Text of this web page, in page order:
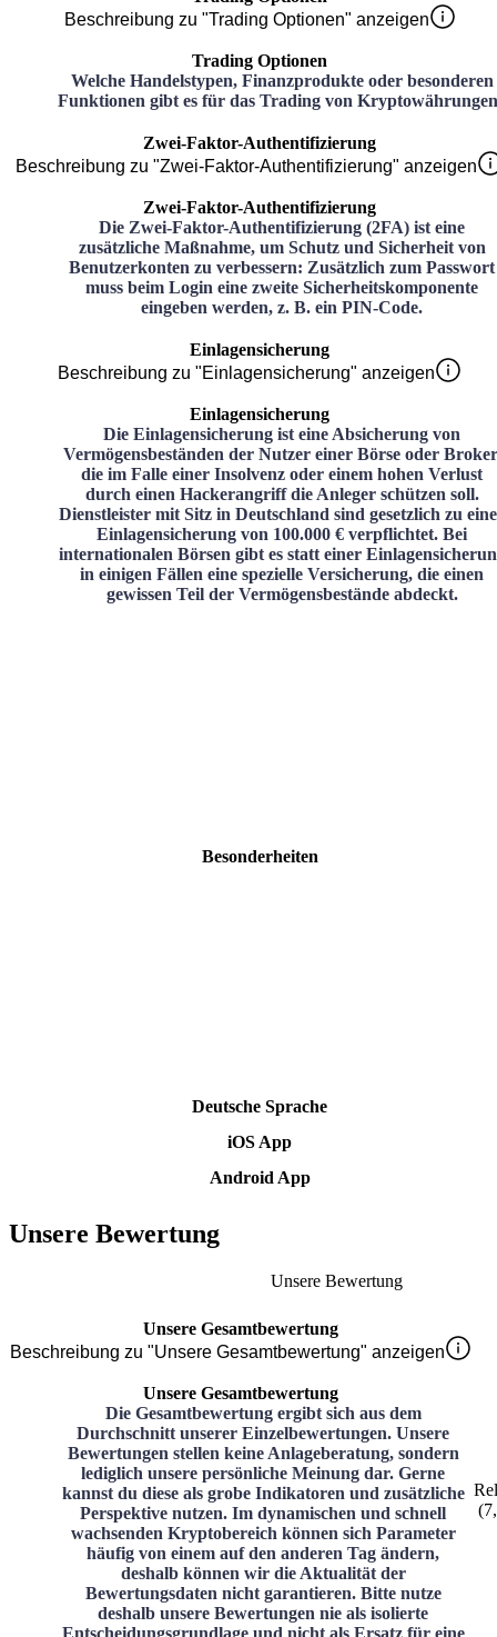
Beschreibung zu "Trading Optionen" anzeigen
Trading Optionen
Welche Handelstypen, Finanzprodukte oder besonderen
Funktionen gibt es für das Trading von
Zwei-Faktor-Authentifizierung
Beschreibung zu "Zwei-Faktor-Authentifizierung" anzeigen
Zwei-Faktor-Authentifizierung
Die Zwei-Faktor-Authentifizierung (2FA) ist eine
zusätzliche Maßnahme, um Schutz und Sicherheit von
Benutzerkonten zu verbessern: Zusätzlich zum Passwort
muss beim Login eine zweite Sicherheitskomponente
eingeben werden, z. B. ein PIN-Code.
Einlagensicherung
Beschreibung zu "Einlagensicherung" anzeigen
Einlagensicherung
Die Einlagensicherung ist eine Absicherung von
Vermögensbeständen der Nutzer einer Börse oder
die im Falle einer Insolvenz oder einem hohen Verlust
durch einen Hackerangriff die Anleger schützen soll.
Dienstleister mit Sitz in Deutschland sind gesetzlich zu
Einlagensicherung von 100.000 € verpflichtet. Bei
internationalen Börsen gibt es statt einer
in einigen Fällen eine spezielle Versicherung, die einen
gewissen Teil der Vermögensbestände abdeckt.
Besonderheiten
Deutsche Sprache
iOS App
Android App
Unsere Bewertung
Unsere Bewertung
Unsere Gesamtbewertung
Beschreibung zu "Unsere Gesamtbewertung" anzeigen
Unsere Gesamtbewertung
Die Gesamtbewertung ergibt sich aus dem
Durchschnitt unserer Einzelbewertungen. Unsere
Bewertungen stellen keine Anlageberatung, sondern
lediglich unsere persönliche Meinung dar. Gerne
kannst du diese als grobe Indikatoren und zusätzliche
Perspektive nutzen. Im dynamischen und schnell
wachsenden Kryptobereich können sich Parameter
häufig von einem auf den anderen Tag ändern,
deshalb können wir die Aktualität der
Bewertungsdaten nicht garantieren. Bitte nutze
deshalb unsere Bewertungen nie als isolierte
Entscheidungsgrundlage und nicht als Ersatz für eine
(